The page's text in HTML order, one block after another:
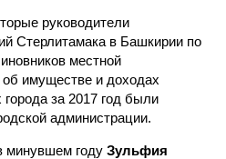
руководители
Стерлитамака в Башкирии по
местной
имуществе и доходах
за 2017 год были
администрации.
минувшем году Зульфия